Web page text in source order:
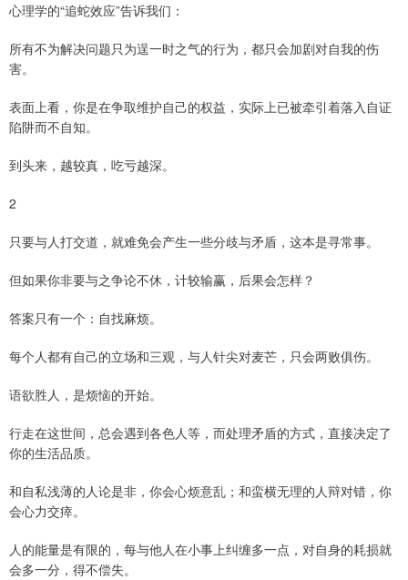
心理学的“追蛇效应”告诉我们：
所有不为解决问题只为逞一时之气的行为，都只会加剧对自我的伤
害。
表面上看，你是在争取维护自己的权益，实际上已被牵引着落入自证
陷阱而不自知。
到头来，越较真，吃亏越深。
2
只要与人打交道，就难免会产生一些分歧与矛盾，这本是寻常事。
但如果你非要与之争论不休，计较输赢，后果会怎样？
答案只有一个：自找麻烦。
每个人都有自己的立场和三观，与人针尖对麦芒，只会两败俱伤。
语欲胜人，是烦恼的开始。
行走在这世间，总会遇到各色人等，而处理矛盾的方式，直接决定了
你的生活品质。
和自私浅薄的人论是非，你会心烦意乱；和蛮横无理的人辩对错，你
会心力交瘁。
人的能量是有限的，每与他人在小事上纠缠多一点，对自身的耗损就
会多一分，得不偿失。